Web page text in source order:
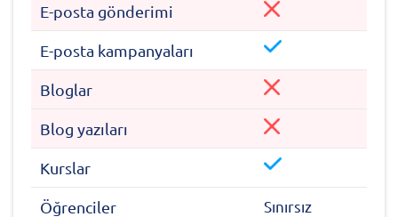
E-posta gönderimi
E-posta kampanyaları
Bloglar
Blog yazıları
Kurslar
Öğrenciler Sınırsız